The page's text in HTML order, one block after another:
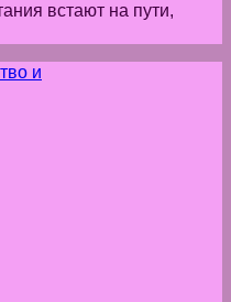
встают на пути,